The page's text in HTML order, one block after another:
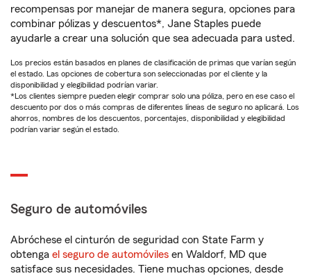
recompensas por manejar de manera segura, opciones para
combinar pólizas y descuentos*, Jane Staples puede
ayudarle a crear una solución que sea adecuada para usted.
Los precios están basados en planes de clasificación de primas que varían según
el estado. Las opciones de cobertura son seleccionadas por el cliente y la
disponibilidad y elegibilidad podrían variar.
*Los clientes siempre pueden elegir comprar solo una póliza, pero en ese caso el
descuento por dos o más compras de diferentes líneas de seguro no aplicará. Los
ahorros, nombres de los descuentos, porcentajes, disponibilidad y elegibilidad
podrían variar según el estado.
Seguro de automóviles
Abróchese el cinturón de seguridad con State Farm y
obtenga el seguro de automóviles en Waldorf, MD que
satisface sus necesidades. Tiene muchas opciones, desde